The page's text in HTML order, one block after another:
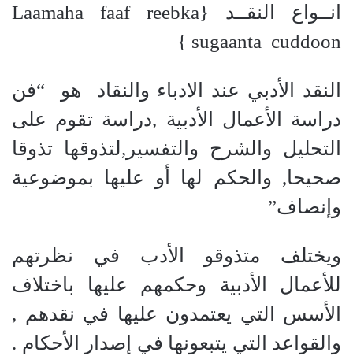
انــواع النقــد {Laamaha faaf reebka
sugaanta cuddoon }
النقد الأدبي عند الادباء والنقاد هو “فن
دراسة الأعمال الأدبية ,دراسة تقوم على
التحليل والشرح والتفسير,لتذوقها تذوقا
صحيحا, والحكم لها أو عليها بموضوعية
وإنصاف”
ويختلف متذوقو الأدب في نظرتهم
للأعمال الأدبية وحكمهم عليها باختلاف
الأسس التي يعتمدون عليها في نقدهم ,
والقواعد التي يتبعونها في إصدار الأحكام .